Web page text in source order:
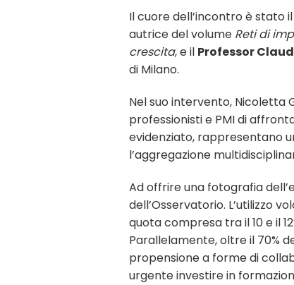
Il cuore dell’incontro è stato
autrice del volume Reti di
crescita, e il Professor
di Milano.
Nel suo intervento,
professionisti e PMI di
evidenziato, rappresentano
l’aggregazione
Ad offrire una fotografia
dell’Osservatorio. L’utilizzo
quota compresa tra il 10 e il
Parallelamente, oltre il 70%
propensione a forme di
urgente investire in